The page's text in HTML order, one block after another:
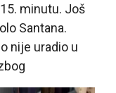
minutu. Još
Santana.
nije uradio u